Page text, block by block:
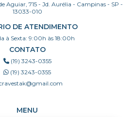
Aguiar, 715 - Jd. Aurélia - Campinas - SP -
13033-010
DE ATENDIMENTO
à Sexta: 9:00h às 18:00h
CONTATO
(19) 3243-0355
(19) 3243-0355
MENU